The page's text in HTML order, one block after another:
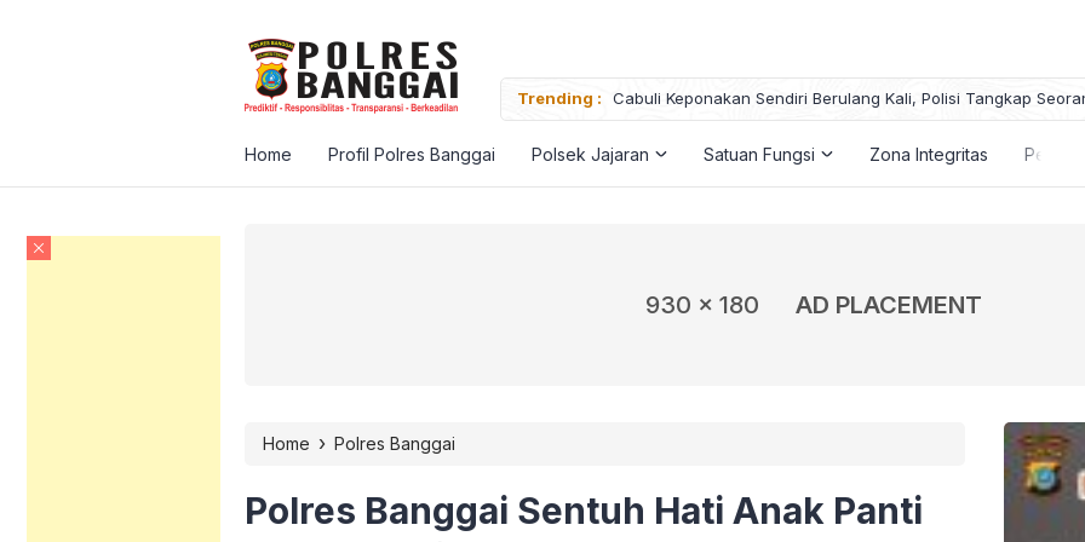
Trending :
Pantau Vaksinasi Massal Target Satu Juta Cabuli Keponakan Sendiri Berulang Kali, Polisi Tangkap
Home Profil Polres Banggai Polsek Jajaran Satuan Fungsi Zona Integritas
930 x 180 AD PLACEMENT
Home › Polres Banggai
Polres Banggai Sentuh Hati Anak Panti